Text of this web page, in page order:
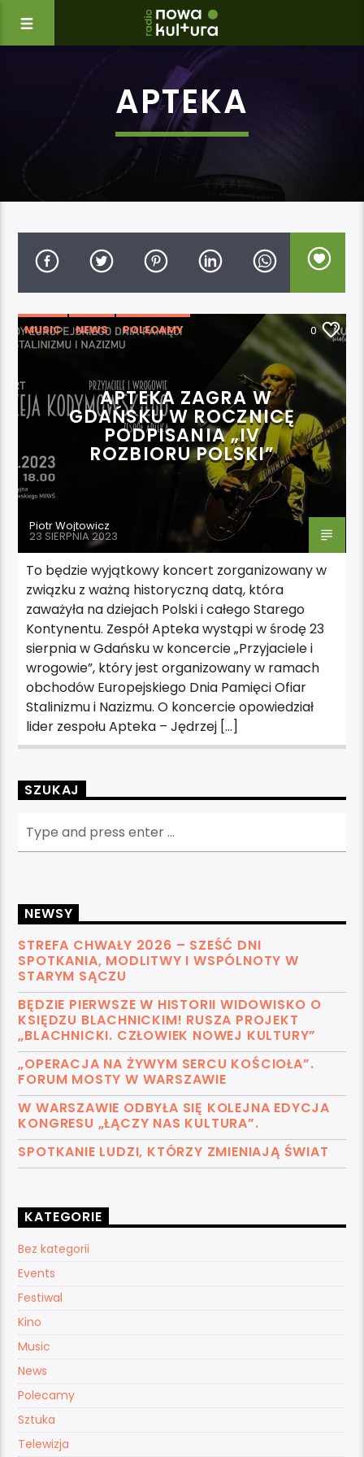
APTEKA
MUSIC NEWS
POLECAMY
0
APTEKA ZAGRA W
GDAŃSKU W ROCZNICĘ
PODPISANIA „IV
ROZBIORU POLSKI”
Piotr Wojtowicz
23 SIERPNIA 2023
To będzie wyjątkowy koncert zorganizowany w
związku z ważną historyczną datą, która
zaważyła na dziejach Polski i całego Starego
Kontynentu. Zespół Apteka wystąpi w środę 23
sierpnia w Gdańsku w koncercie „Przyjaciele i
wrogowie”, który jest organizowany w ramach
obchodów Europejskiego Dnia Pamięci Ofiar
Stalinizmu i Nazizmu. O koncercie opowiedział
lider zespołu Apteka – Jędrzej […]
SZUKAJ
NEWSY
STREFA CHWAŁY 2026 – SZEŚĆ DNI
SPOTKANIA, MODLITWY I WSPÓLNOTY W
STARYM SĄCZU
BĘDZIE PIERWSZE W HISTORII WIDOWISKO O
KSIĘDZU BLACHNICKIM! RUSZA PROJEKT
„BLACHNICKI. CZŁOWIEK NOWEJ KULTURY”
„OPERACJA NA ŻYWYM SERCU KOŚCIOŁA”.
FORUM MOSTY W WARSZAWIE
W WARSZAWIE ODBYŁA SIĘ KOLEJNA EDYCJA
KONGRESU „ŁĄCZY NAS KULTURA”.
SPOTKANIE LUDZI, KTÓRZY ZMIENIAJĄ ŚWIAT
KATEGORIE
Bez kategorii
Events
Festiwal
Kino
Music
News
Polecamy
Sztuka
Telewizja